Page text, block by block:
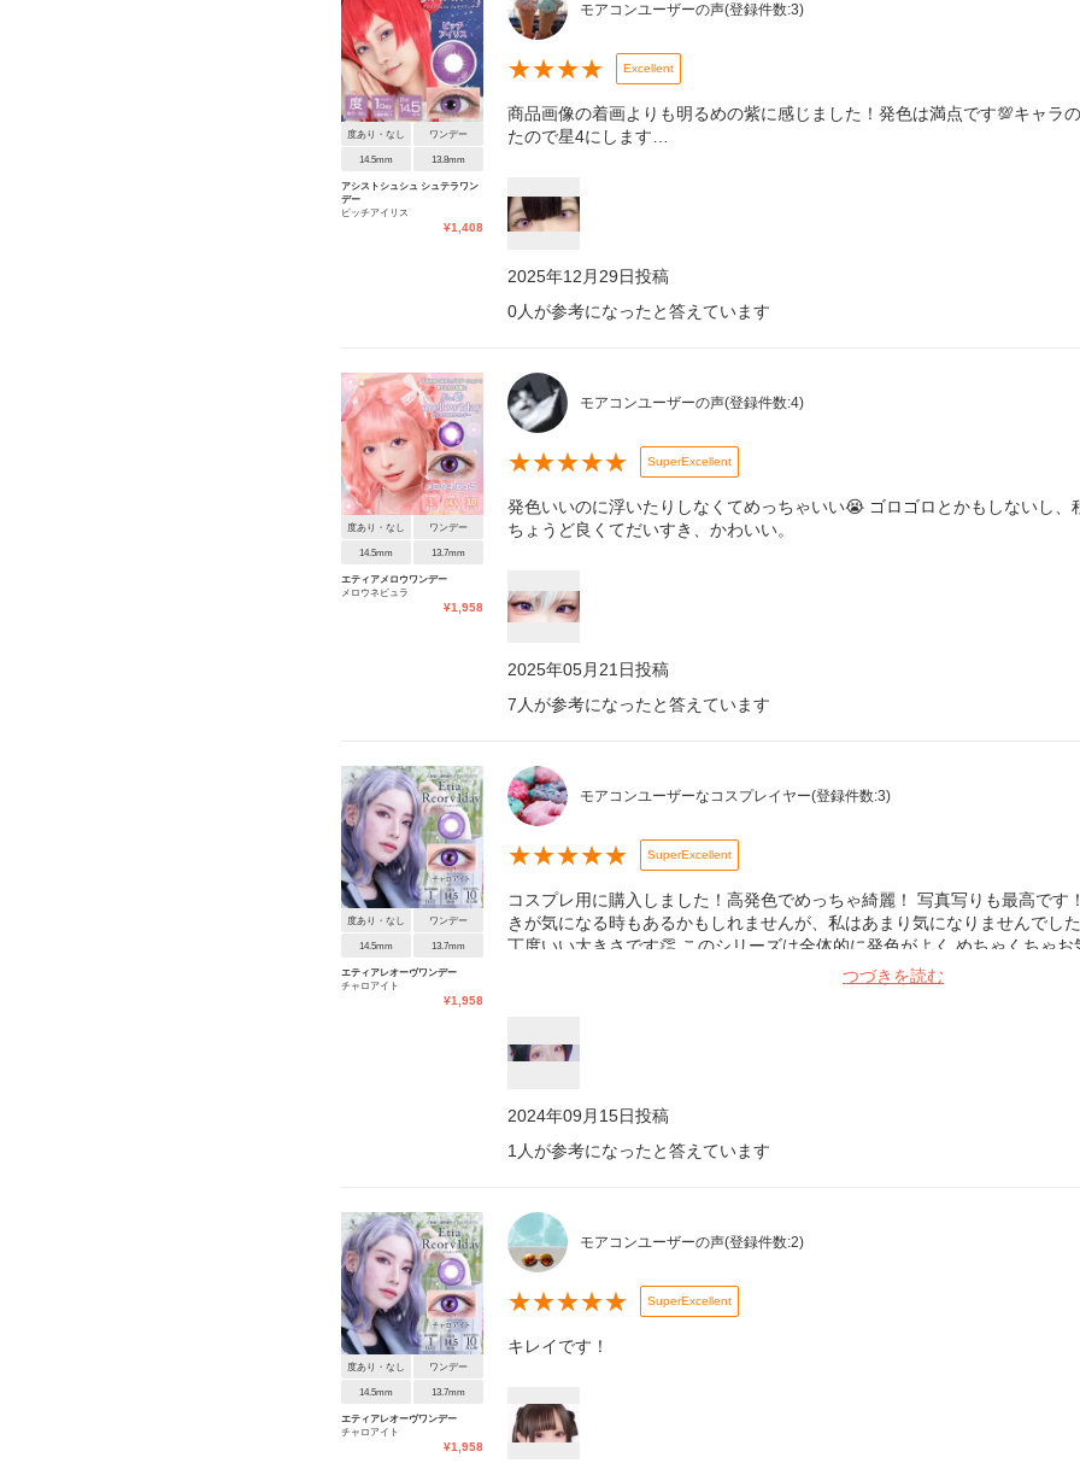
度あり・なし ワンデー
14.5mm 13.8mm
アシストシュシュ シュテラワン
デー
ピッチアイリス
¥1,408
モアコンユーザーの声(登録件数:3)
★★★★ Excellent
商品画像の着画よりも明るめの紫に感じました！発色は満点です💯キャラ
たので星4にします…
2025年12月29日投稿
0人が参考になったと答えています
度あり・なし ワンデー
14.5mm 13.7mm
エティアメロウワンデー
メロウネビュラ
¥1,958
モアコンユーザーの声(登録件数:4)
★★★★★ SuperExcellent
発色いいのに浮いたりしなくてめっちゃいい😭 ゴロゴロとかもしないし、
ちょうど良くてだいすき、かわいい。
2025年05月21日投稿
7 人が参考になったと答えています
度あり・なし ワンデー
14.5mm 13.7mm
エティアレオーヴワンデー
チャロアイト
¥1,958
モアコンユーザーなコスプレイヤー(登録件数:3)
★★★★★ SuperExcellent
コスプレ用に購入しました！高発色でめっちゃ綺麗！ 写真写りも最高です
きが気になる時もあるかもしれませんが、私はあまり気になりませんでし
丁度いい大きさです👏 このシリーズは全体的に発色がよく めちゃくちゃ
も愛用してます！ この金額で1箱10枚入なのも嬉しいです😊
つづきを読む
2024年09月15日投稿
1 人が参考になったと答えています
度あり・なし ワンデー
14.5mm 13.7mm
エティアレオーヴワンデー
チャロアイト
¥1,958
モアコンユーザーの声(登録件数:2)
★★★★★ SuperExcellent
キレイです！